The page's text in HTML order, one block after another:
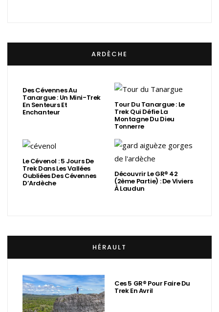
ARDÈCHE
Des Cévennes Au
Tanargue : Un Mini-Trek
En Senteurs Et
Enchanteur
Tour Du Tanargue : Le
Trek Qui Défie La
Montagne Du Dieu
Tonnerre
Le Cévenol : 5 Jours De
Trek Dans Les Vallées
Oubliées Des Cévennes
D’Ardèche
Découvrir Le GR® 42
(2ème Partie) : De Viviers
À Laudun
HÉRAULT
Ces 5 GR® Pour Faire Du
Trek En Avril